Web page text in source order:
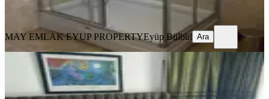
MAY EMLAK EYUP PROPERTYEyüp Bülbül Ara
SİTE İÇİ
Belek Kadriyede Havuzlu Kiralık
Villla